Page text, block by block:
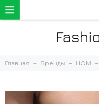
Главная Бренды HOM